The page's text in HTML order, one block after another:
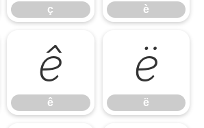
ç è
ê
ê
ë
ë